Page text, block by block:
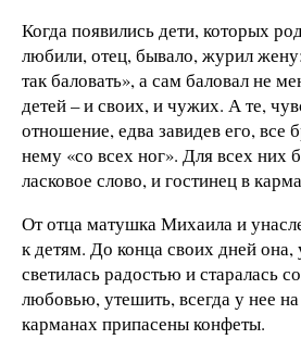
Когда появились дети, которых
любили, отец, бывало, журил
так баловать», а сам баловал не
детей – и своих, и чужих. А те,
отношение, едва завидев его, все
нему «со всех ног». Для всех них
ласковое слово, и гостинец в
От отца матушка Михаила и
к детям. До конца своих дней она,
светилась радостью и старалась
любовью, утешить, всегда у нее
карманах припасены конфеты.